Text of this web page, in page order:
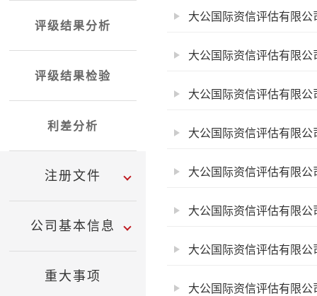
评级结果分析
评级结果检验
利差分析
注册文件
公司基本信息
重大事项
大公国际资信评估有限
大公国际资信评估有限